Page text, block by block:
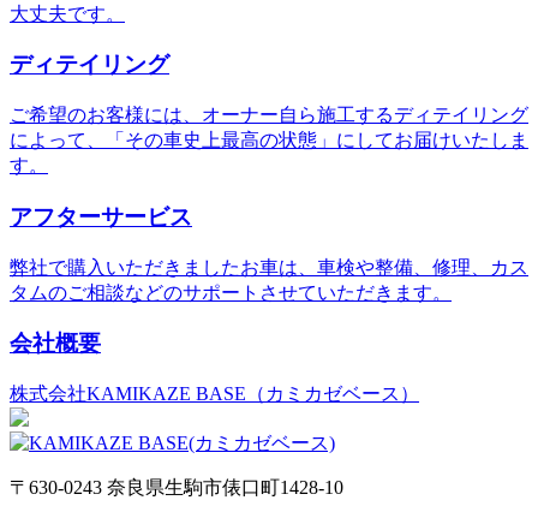
大丈夫です。
ディテイリング
ご希望のお客様には、オーナー自ら施工するディテイリング
によって、「その車史上最高の状態」にしてお届けいたしま
す。
アフターサービス
弊社で購入いただきましたお車は、車検や整備、修理、カス
タムのご相談などのサポートさせていただきます。
会社概要
株式会社KAMIKAZE BASE（カミカゼベース）
〒630-0243 奈良県生駒市俵口町1428-10